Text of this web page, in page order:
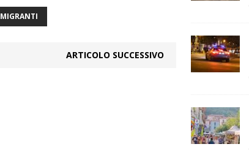
MIGRANTI
ARTICOLO SUCCESSIVO